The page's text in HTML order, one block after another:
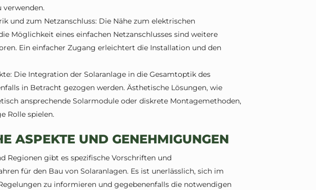
verwenden.
und zum Netzanschluss: Die Nähe zum elektrischen
Möglichkeit eines einfachen Netzanschlusses sind weitere
Ein einfacher Zugang erleichtert die Installation und den
Die Integration der Solaranlage in die Gesamtoptik des
in Betracht gezogen werden. Ästhetische Lösungen, wie
ansprechende Solarmodule oder diskrete Montagemethoden,
Rolle spielen.
ASPEKTE UND GENEHMIGUNGEN
Regionen gibt es spezifische Vorschriften und
für den Bau von Solaranlagen. Es ist unerlässlich, sich im
zu informieren und gegebenenfalls die notwendigen